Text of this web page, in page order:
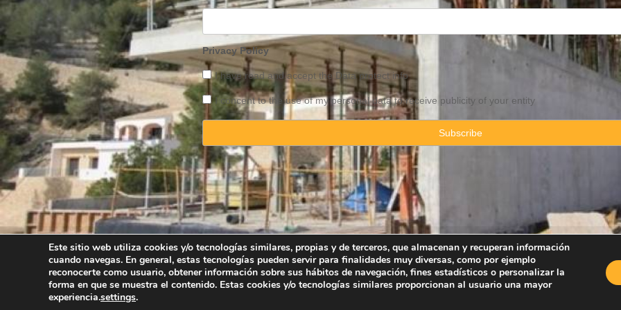
Privacy Policy
I have read and accept the Dataprotect info
I concent to the use of my personal data to receive publicity of your entity
Copyright © 2025 Property Consulting Spain By JadeVillas S.L. ·Legal advice Privacy
Este sitio web utiliza cookies y/o tecnologías similares, propias y de terceros, que almacenan y recuperan información
cuando navegas. En general, estas tecnologías pueden servir para finalidades muy diversas, como por ejemplo
reconocerte como usuario, obtener información sobre sus hábitos de navegación, fines estadísticos o personalizar la
forma en que se muestra el contenido. Estas cookies y/o tecnologías similares proporcionan al usuario una mayor
experiencia.settings.